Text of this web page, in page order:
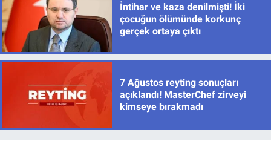
İntihar ve kaza denilmişti! İki
çocuğun ölümünde korkunç
gerçek ortaya çıktı
7 Ağustos reyting sonuçları
açıklandı! MasterChef zirveyi
kimseye bırakmadı